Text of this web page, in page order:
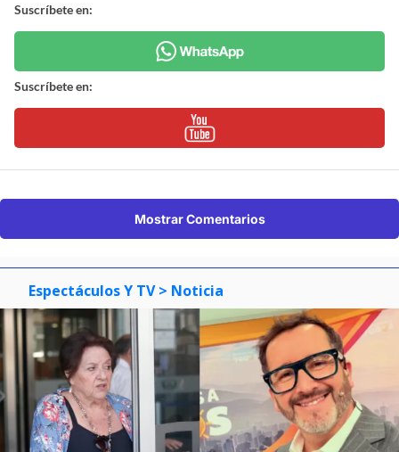
Suscríbete en:
Suscríbete en:
Mostrar Comentarios
Espectáculos Y TV > Noticia